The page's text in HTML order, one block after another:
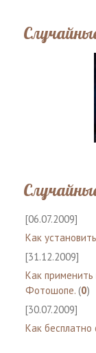
[06.07.2009]
Как
[31.12.2009]
Как
Фотошопе. (0)
[30.07.2009]
Как